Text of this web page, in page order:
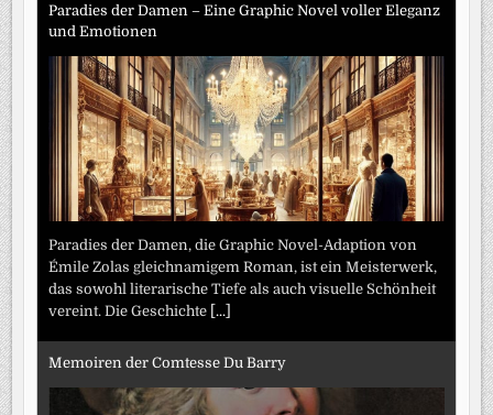
Paradies der Damen – Eine Graphic Novel voller Eleganz
und Emotionen
Paradies der Damen, die Graphic Novel-Adaption von
Émile Zolas gleichnamigem Roman, ist ein Meisterwerk,
das sowohl literarische Tiefe als auch visuelle Schönheit
vereint. Die Geschichte [...]
Memoiren der Comtesse Du Barry